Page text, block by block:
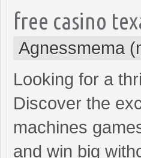
free casino
Agnessmema
Looking for a
Discover the
machines
and win big